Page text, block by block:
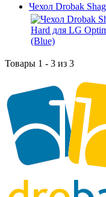
Чехол Drobak
Товары 1 - 3 из 3